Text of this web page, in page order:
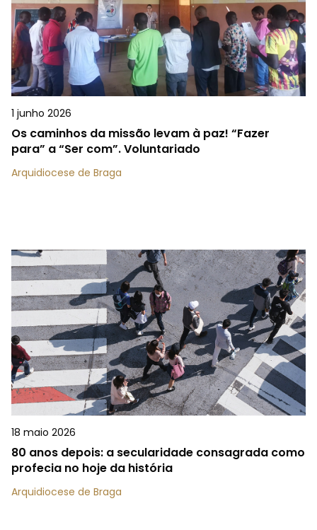
1 junho 2026
Os caminhos da missão levam à paz! “Fazer
para” a “Ser com”. Voluntariado
Arquidiocese de Braga
18 maio 2026
80 anos depois: a secularidade consagrada como
profecia no hoje da história
Arquidiocese de Braga